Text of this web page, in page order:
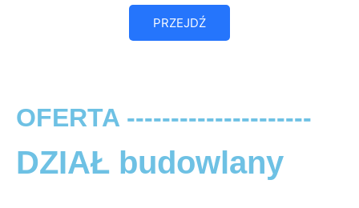
PRZEJDŹ
OFERTA ---------------------
DZIAŁ budowlany